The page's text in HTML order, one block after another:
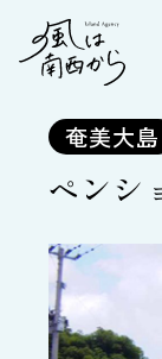
奄美大島
ペンシ